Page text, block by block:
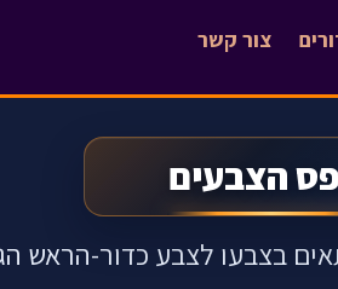
צור קשר
הצבעים
בצבעו לצבע כדור-הראש